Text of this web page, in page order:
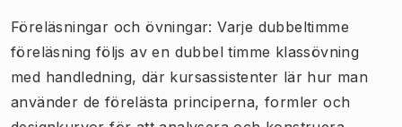
Föreläsningar och övningar: Varje dubbeltimme
föreläsning följs av en dubbel timme klassövning
med handledning, där kursassistenter lär hur man
använder de förelästa principerna, formler och